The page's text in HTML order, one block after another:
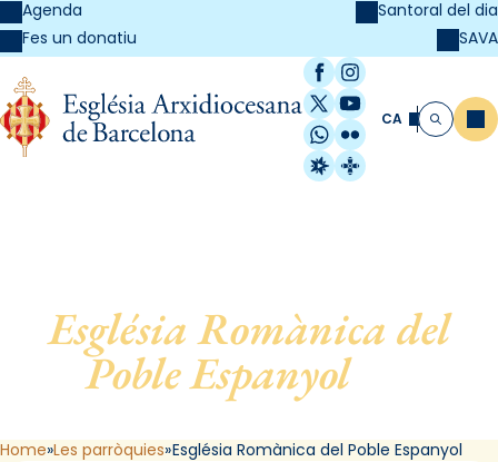
Agenda
Fes un donatiu
Santoral del dia
SAVA
Facebook
Instagram
X / Twitter
YouTube
WhatsApp
Flickr
Radio Estel
Catalunya
CA Cerca
Església Romànica del
Poble Espanyol, de
Barcelona
Home Les parròquies Església Romànica del Poble Espanyol